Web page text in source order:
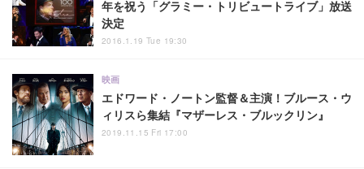
年を祝う「グラミー・トリビュートライブ」放送
決定
2016.1.19 Tue 19:30
エドワード・ノートン監督＆主演！ブルース・ウ
ィリスら集結『マザーレス・ブルックリン』
映画
2019.11.15 Fri 17:00